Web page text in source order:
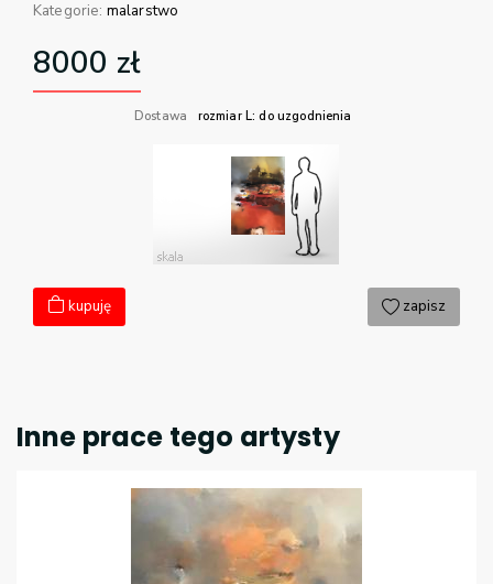
Kategorie: malarstwo
8000 zł
Dostawa rozmiar L: do uzgodnienia
kupuję zapisz
Inne prace tego artysty